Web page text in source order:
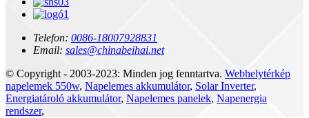
Telefon: 0086-18007928831
Email: sales@chinabeihai.net
© Copyright - 2003-2023: Minden jog fenntartva. Webhelytérkép
napelemek 550w, Napelemes akkumulátor, Solar Inverter,
Energiatároló akkumulátor, Napelemes panelek, Napenergia
rendszer,